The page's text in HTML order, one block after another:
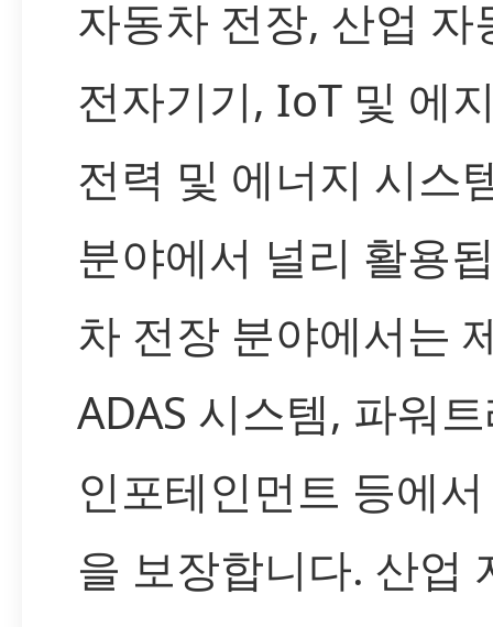
자동차 전장, 산업 자
전자기기, IoT 및 에
전력 및 에너지 시스
분야에서 널리 활용
차 전장 분야에서는
ADAS 시스템, 파워
인포테인먼트 등에
을 보장합니다. 산업